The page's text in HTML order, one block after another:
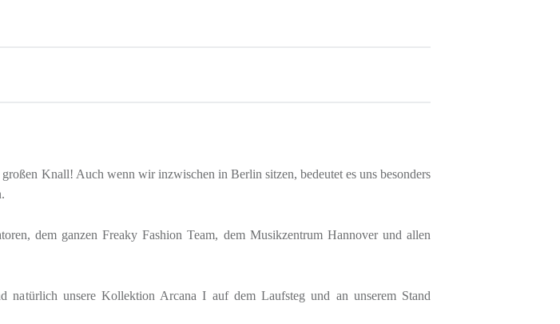
Knall! Auch wenn wir inzwischen in Berlin sitzen, bedeutet es uns besonders
dem ganzen Freaky Fashion Team, dem Musikzentrum Hannover und allen
unsere Kollektion Arcana I auf dem Laufsteg und an unserem Stand